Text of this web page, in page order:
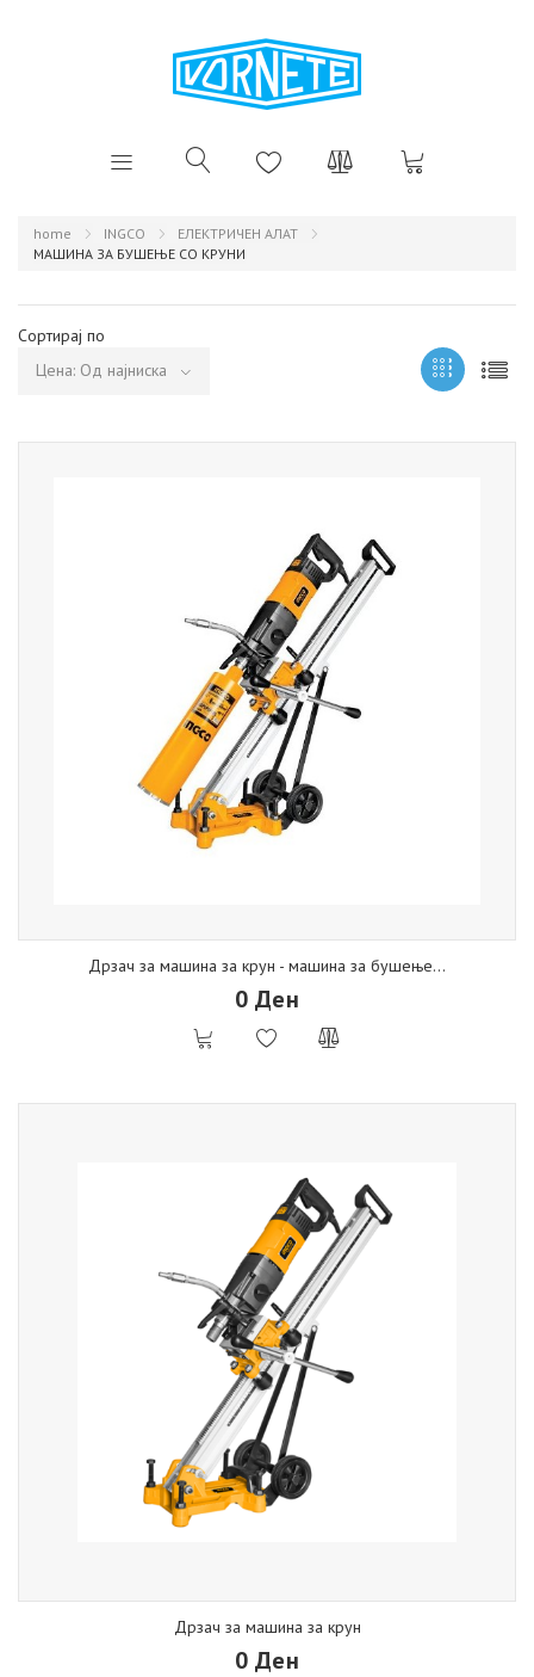
home INGCO
ЕЛЕКТРИЧЕН АЛАТ
МАШИНА ЗА БУШЕЊЕ СО КРУНИ
Сортирај по
Цена: Од најниска
Дрзач за машина за крун - машина за бушење...
0 Ден
Дрзач за машина за крун
0 Ден